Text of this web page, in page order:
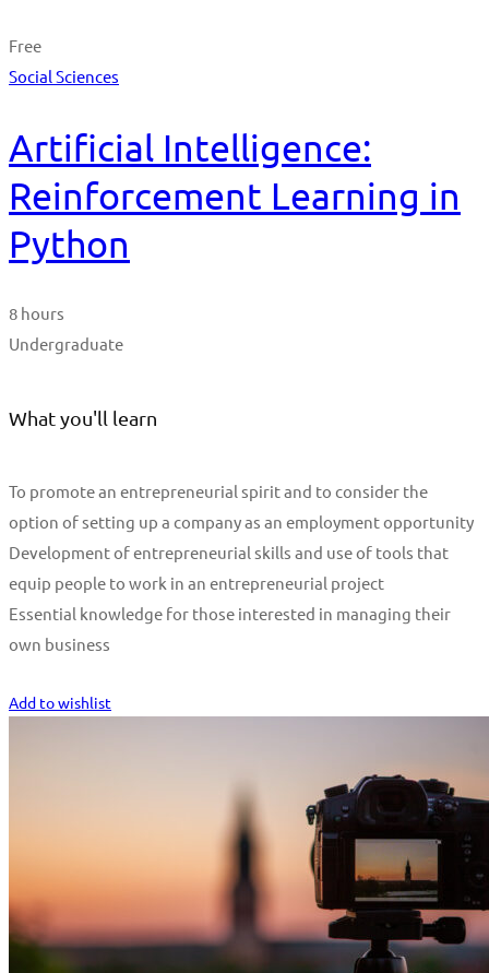
Free
Social Sciences
Artificial Intelligence:
Reinforcement Learning in
Python
8 hours
Undergraduate
What you'll learn
To promote an entrepreneurial spirit and to consider the
option of setting up a company as an employment opportunity
Development of entrepreneurial skills and use of tools that
equip people to work in an entrepreneurial project
Essential knowledge for those interested in managing their
own business
Add to wishlist